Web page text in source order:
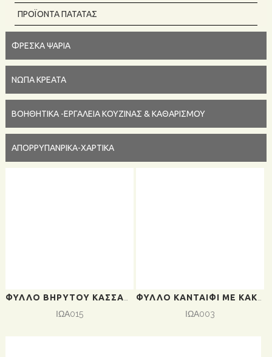
ΠΡΟΪΌΝΤΑ ΠΑΤΆΤΑΣ
ΦΡΈΣΚΑ ΨΆΡΙΑ
ΝΩΠΆ ΚΡΈΑΤΑ
ΒΟΗΘΗΤΙΚΑ -ΕΡΓΑΛΕΙΑ ΚΟΥΖΙΝΑΣ & ΚΑΘΑΡΙΣΜΟΥ
ΑΠΟΡΡΥΠΑΝΡΙΚΑ-ΧΑΡΤΙΚΑ
ΙΩΑ015
ΙΩΑ003